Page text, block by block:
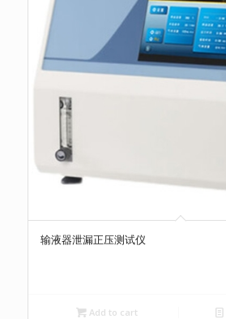
输液器泄漏正压测试仪
Add to cart